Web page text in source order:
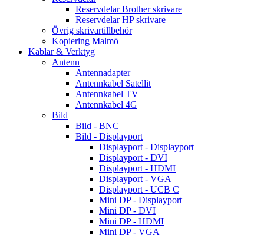
Reservdelar Brother skrivare
Reservdelar HP skrivare
Övrig skrivartillbehör
Kopiering Malmö
Kablar & Verktyg
Antenn
Antennadapter
Antennkabel Satellit
Antennkabel TV
Antennkabel 4G
Bild
Bild - BNC
Bild - Displayport
Displayport - Displayport
Displayport - DVI
Displayport - HDMI
Displayport - VGA
Displayport - UCB C
Mini DP - Displayport
Mini DP - DVI
Mini DP - HDMI
Mini DP - VGA